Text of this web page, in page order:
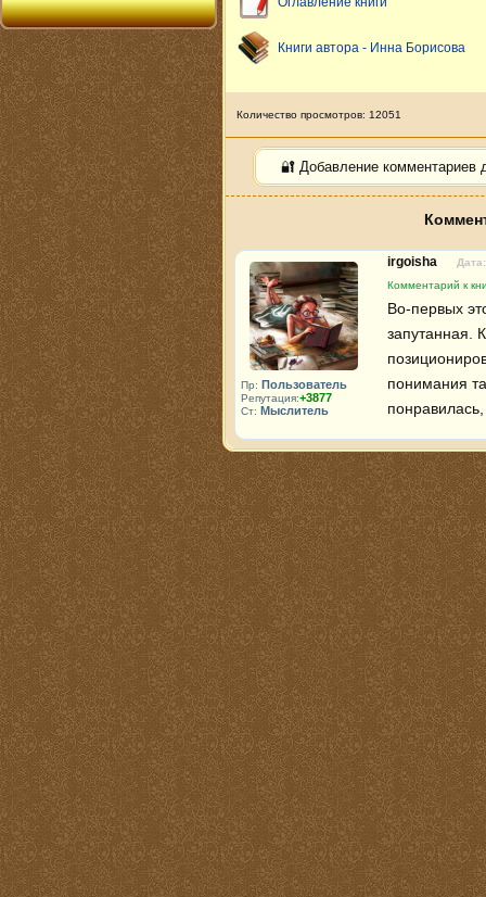
Книги автора - Инна Борисова
Количество просмотров: 12051
🔐 Добавление комментариев
Пр: Пользователь
Репутация:+3877
Ст: Мыслитель
irgoisha
Комментарий к
Во-первых
запутанная.
понимания